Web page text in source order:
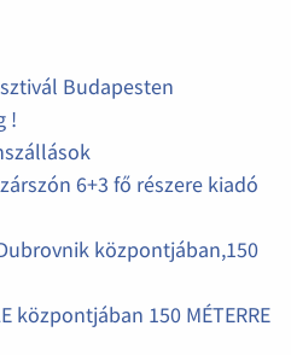
Budapesten
!
6+3 fő részere kiadó
központjában,150
központjában 150 MÉTERRE